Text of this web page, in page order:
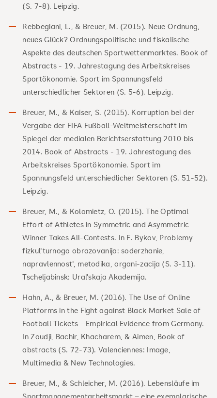
(S. 7-8). Leipzig.
Rebbegiani, L., & Breuer, M. (2015). Neue Ordnung,
neues Glück? Ordnungspolitische und fiskalische
Aspekte des deutschen Sportwettenmarktes. Book of
Abstracts - 19. Jahrestagung des Arbeitskreises
Sportökonomie. Sport im Spannungsfeld
unterschiedlicher Sektoren (S. 5-6). Leipzig.
Breuer, M., & Kaiser, S. (2015). Korruption bei der
Vergabe der FIFA Fußball-Weltmeisterschaft im
Spiegel der medialen Berichtserstattung 2010 bis
2014. Book of Abstracts - 19. Jahrestagung des
Arbeitskreises Sportökonomie. Sport im
Spannungsfeld unterschiedlicher Sektoren (S. 51-52).
Leipzig.
Breuer, M., & Kolomietz, O. (2015). The Optimal
Effort of Athletes in Symmetric and Asymmetric
Winner Takes All-Contests. In E. Bykov, Problemy
fizkul'turnogo obrazovanija: soderzhanie,
napravlennost', metodika, organi-zacija (S. 3-11).
Tscheljabinsk: Ural'skaja Akademija.
Hahn, A., & Breuer, M. (2016). The Use of Online
Platforms in the Fight against Black Market Sale of
Football Tickets - Empirical Evidence from Germany.
In Zoudji, Bachir, Khacharem, & Aimen, Book of
abstracts (S. 72-73). Valenciennes: Image,
Multimedia & New Technologies.
Breuer, M., & Schleicher, M. (2016). Lebensläufe im
Sportmanagementarbeitsmarkt – eine exemplarische